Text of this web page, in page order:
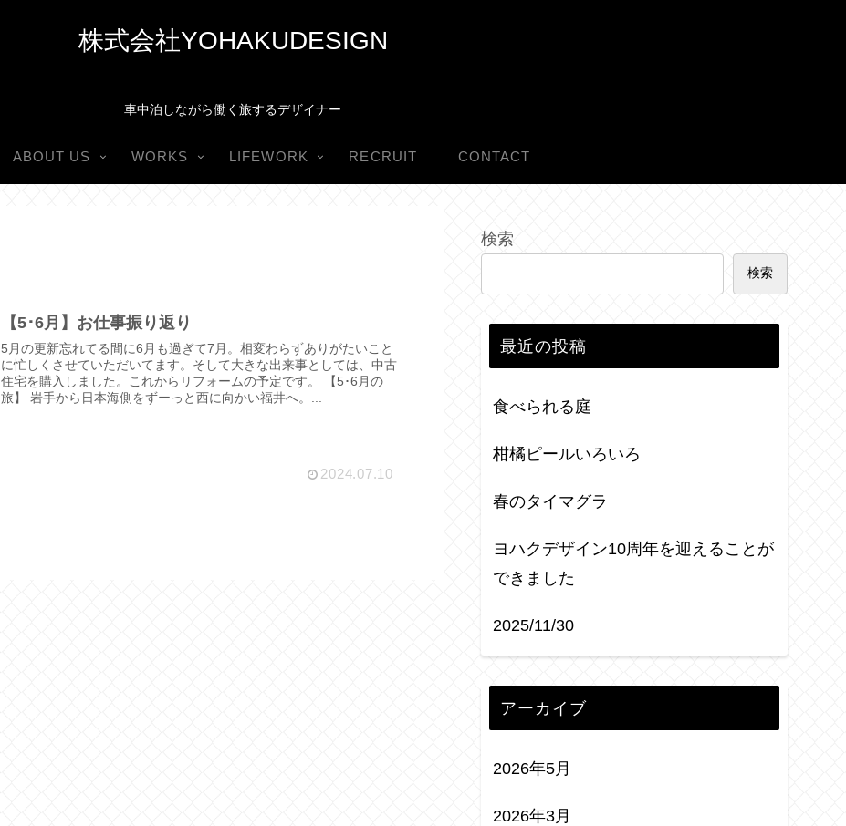
株式会社YOHAKUDESIGN
車中泊しながら働く旅するデザイナー
ABOUT US WORKS LIFEWORK RECRUIT CONTACT
【5･6月】お仕事振り返り
5月の更新忘れてる間に6月も過ぎて7月。相変わらずありがたいこと
に忙しくさせていただいてます。そして大きな出来事としては、中古
住宅を購入しました。これからリフォームの予定です。 【5･6月の
旅】 岩手から日本海側をずーっと西に向かい福井へ。...
2024.07.10
検索
検索
最近の投稿
食べられる庭
柑橘ピールいろいろ
春のタイマグラ
ヨハクデザイン10周年を迎えることが
できました
2025/11/30
アーカイブ
2026年5月
2026年3月